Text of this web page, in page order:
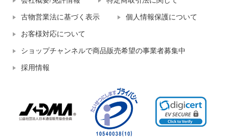
古物営業法に基づく表示 個人情報保護について
お客様対応について
ショップチャンネルで商品販売希望の事業者募集中
採用情報